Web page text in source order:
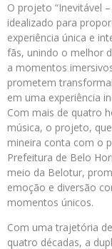
O projeto “Inevitável
idealizado para
experiência única e
fãs, unindo o melhor
a momentos
prometem
em uma experiência
Com mais de quatro
música, o projeto,
mineira conta com o
Prefeitura de Belo
meio da Belotur,
emoção e diversão
momentos únicos.
Com uma trajetória
quatro décadas, a